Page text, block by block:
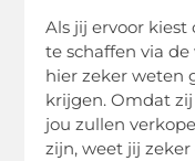
Als jij ervoor
te schaffen via
hier zeker weten
krijgen. Omdat
jou zullen
zijn, weet jij